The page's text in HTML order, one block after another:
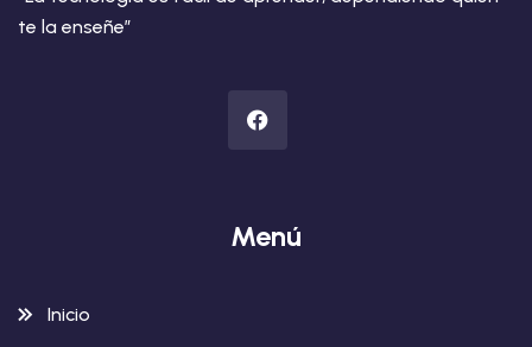
te la enseñe”
Menú
Inicio